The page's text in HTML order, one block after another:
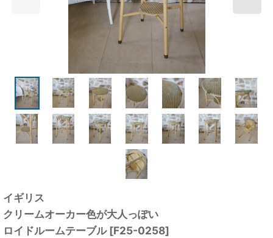
イギリス
クリームオーカー色が大人っぽい
ロイドルームテーブル [F25-0258]